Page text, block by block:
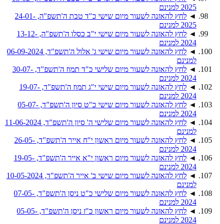
2025 למנינם
◄
לחץ להאזנה לשעור מיום שישי כ"ד טבת ה'תשפ"ה, 24-01-
2025 למנינם
◄
לחץ להאזנה לשעור מיום שישי י"ב כסלו ה'תשפ"ה, 13-12-
2024 למנינם
◄
לחץ להאזנה לשעור מיום שישי ג' אלול ה'תשפ"ד, 06-09-2024
למנינם
◄
לחץ להאזנה לשעור מיום שלישי כ"ד תמוז ה'תשפ"ד, 30-07-
2024 למנינם
◄
לחץ להאזנה לשעור מיום שישי י"ג תמוז ה'תשפ"ד, 19-07-
2024 למנינם
◄
לחץ להאזנה לשעור מיום שישי כ"ט סיון ה'תשפ"ד, 05-07-
2024 למנינם
◄
לחץ להאזנה לשעור מיום שלישי ה' סיון ה'תשפ"ד, 11-06-2024
למנינם
◄
לחץ להאזנה לשעור מיום ראשון י"ח אייר ה'תשפ"ד, 26-05-
2024 למנינם
◄
לחץ להאזנה לשעור מיום ראשון י"א אייר ה'תשפ"ד, 19-05-
2024 למנינם
◄
לחץ להאזנה לשעור מיום שישי ב' אייר ה'תשפ"ד, 10-05-2024
למנינם
◄
לחץ להאזנה לשעור מיום שלישי כ"ט ניסן ה'תשפ"ד, 07-05-
2024 למנינם
◄
לחץ להאזנה לשעור מיום ראשון כ"ז ניסן ה'תשפ"ד, 05-05-
2024 למנינם